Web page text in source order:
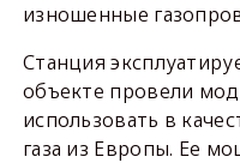
изношенные
Станция
объекте провели
использовать в
газа из Европы. Ее